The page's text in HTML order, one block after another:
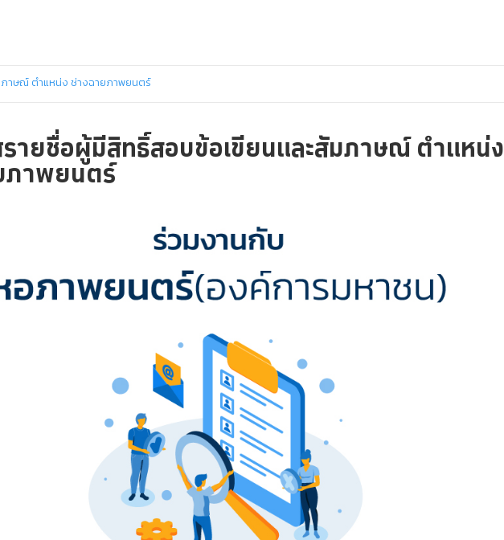
าษณ์ ตำแหน่ง ช่างฉายภาพยนตร์
รายชื่อผู้มีสิทธิ์สอบข้อเขียนและสัมภาษณ์ ตำแหน่ง
ภาพยนตร์